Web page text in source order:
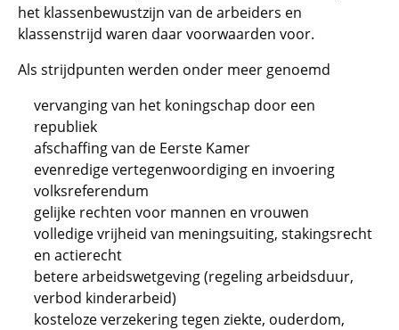
het klassenbewustzijn van de arbeiders en
klassenstrijd waren daar voorwaarden voor.
Als strijdpunten werden onder meer genoemd
vervanging van het koningschap door een
republiek
afschaffing van de Eerste Kamer
evenredige vertegenwoordiging en invoering
volksreferendum
gelijke rechten voor mannen en vrouwen
volledige vrijheid van meningsuiting, stakingsrecht
en actierecht
betere arbeidswetgeving (regeling arbeidsduur,
verbod kinderarbeid)
kosteloze verzekering tegen ziekte, ouderdom,